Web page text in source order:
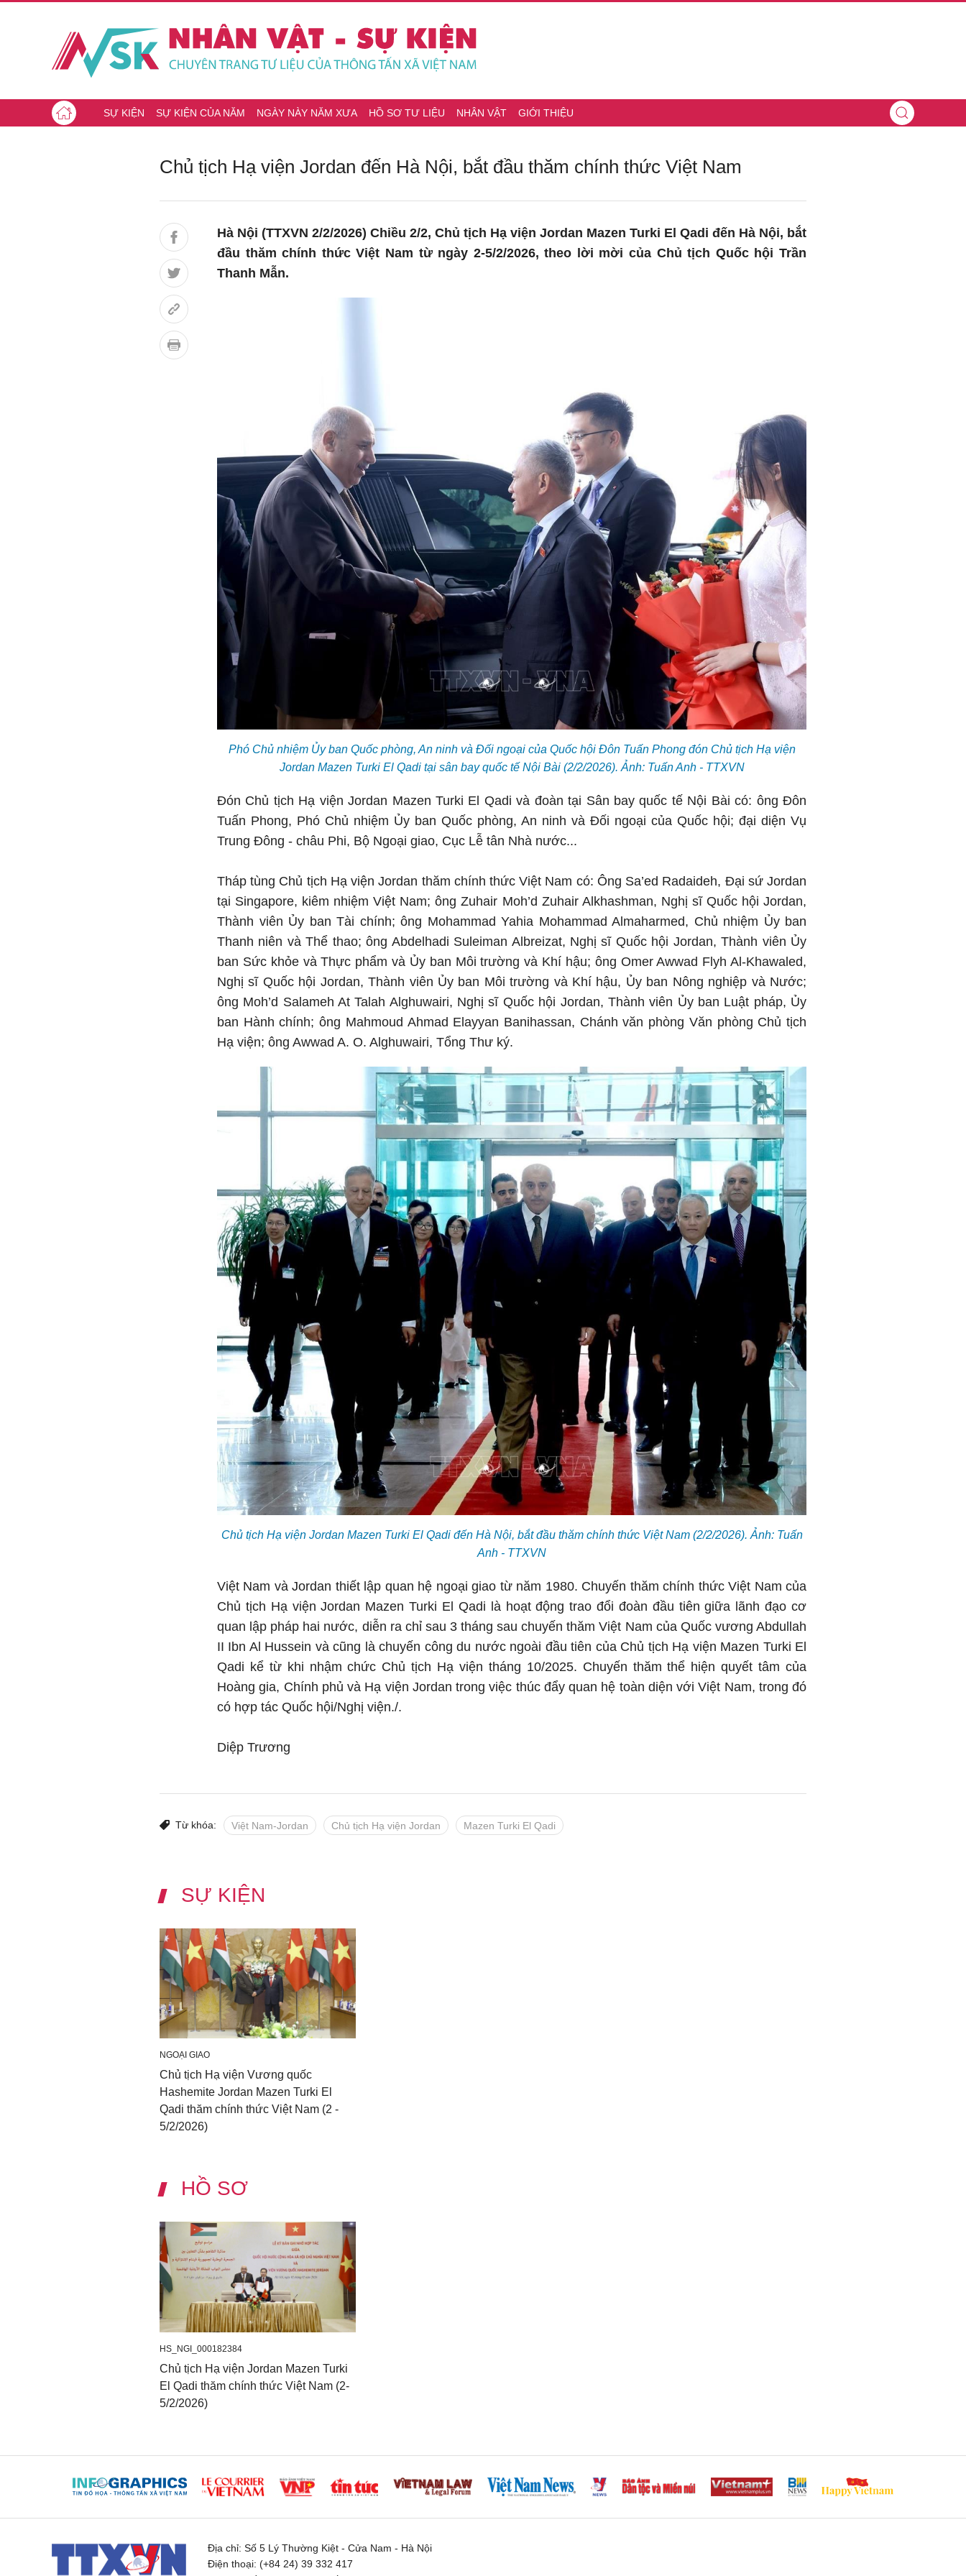
SỰ KIỆN SỰ KIỆN CỦA NĂM NGÀY NÀY NĂM XƯA HỒ SƠ TƯ LIỆU NHÂN VẬT GIỚI THIỆU
Chủ tịch Hạ viện Jordan đến Hà Nội, bắt đầu thăm chính thức Việt Nam
Hà Nội (TTXVN 2/2/2026) Chiều 2/2, Chủ tịch Hạ viện Jordan Mazen Turki El Qadi đến Hà Nội, bắt
đầu thăm chính thức Việt Nam từ ngày 2-5/2/2026, theo lời mời của Chủ tịch Quốc hội Trần
Thanh Mẫn.
Phó Chủ nhiệm Ủy ban Quốc phòng, An ninh và Đối ngoại của Quốc hội Đôn Tuấn Phong đón Chủ tịch Hạ viện
Jordan Mazen Turki El Qadi tại sân bay quốc tế Nội Bài (2/2/2026). Ảnh: Tuấn Anh - TTXVN
Đón Chủ tịch Hạ viện Jordan Mazen Turki El Qadi và đoàn tại Sân bay quốc tế Nội Bài có: ông Đôn
Tuấn Phong, Phó Chủ nhiệm Ủy ban Quốc phòng, An ninh và Đối ngoại của Quốc hội; đại diện Vụ
Trung Đông - châu Phi, Bộ Ngoại giao, Cục Lễ tân Nhà nước...
Tháp tùng Chủ tịch Hạ viện Jordan thăm chính thức Việt Nam có: Ông Sa’ed Radaideh, Đại sứ Jordan
tại Singapore, kiêm nhiệm Việt Nam; ông Zuhair Moh’d Zuhair Alkhashman, Nghị sĩ Quốc hội Jordan,
Thành viên Ủy ban Tài chính; ông Mohammad Yahia Mohammad Almaharmed, Chủ nhiệm Ủy ban
Thanh niên và Thể thao; ông Abdelhadi Suleiman Albreizat, Nghị sĩ Quốc hội Jordan, Thành viên Ủy
ban Sức khỏe và Thực phẩm và Ủy ban Môi trường và Khí hậu; ông Omer Awwad Flyh Al-Khawaled,
Nghị sĩ Quốc hội Jordan, Thành viên Ủy ban Môi trường và Khí hậu, Ủy ban Nông nghiệp và Nước;
ông Moh’d Salameh At Talah Alghuwairi, Nghị sĩ Quốc hội Jordan, Thành viên Ủy ban Luật pháp, Ủy
ban Hành chính; ông Mahmoud Ahmad Elayyan Banihassan, Chánh văn phòng Văn phòng Chủ tịch
Hạ viện; ông Awwad A. O. Alghuwairi, Tổng Thư ký.
Chủ tịch Hạ viện Jordan Mazen Turki El Qadi đến Hà Nội, bắt đầu thăm chính thức Việt Nam (2/2/2026). Ảnh: Tuấn
Anh - TTXVN
Việt Nam và Jordan thiết lập quan hệ ngoại giao từ năm 1980. Chuyến thăm chính thức Việt Nam của
Chủ tịch Hạ viện Jordan Mazen Turki El Qadi là hoạt động trao đổi đoàn đầu tiên giữa lãnh đạo cơ
quan lập pháp hai nước, diễn ra chỉ sau 3 tháng sau chuyến thăm Việt Nam của Quốc vương Abdullah
II Ibn Al Hussein và cũng là chuyến công du nước ngoài đầu tiên của Chủ tịch Hạ viện Mazen Turki El
Qadi kể từ khi nhậm chức Chủ tịch Hạ viện tháng 10/2025. Chuyến thăm thể hiện quyết tâm của
Hoàng gia, Chính phủ và Hạ viện Jordan trong việc thúc đẩy quan hệ toàn diện với Việt Nam, trong đó
có hợp tác Quốc hội/Nghị viện./.
Diệp Trương
Từ khóa: Việt Nam-Jordan Chủ tịch Hạ viện Jordan Mazen Turki El Qadi
SỰ KIỆN
NGOẠI GIAO
Chủ tịch Hạ viện Vương quốc
Hashemite Jordan Mazen Turki El
Qadi thăm chính thức Việt Nam (2 -
5/2/2026)
HỒ SƠ
HS_NGI_000182384
Chủ tịch Hạ viện Jordan Mazen Turki
El Qadi thăm chính thức Việt Nam (2-
5/2/2026)
Địa chỉ: Số 5 Lý Thường Kiệt - Cửa Nam - Hà Nội
Điện thoại: (+84 24) 39 332 417